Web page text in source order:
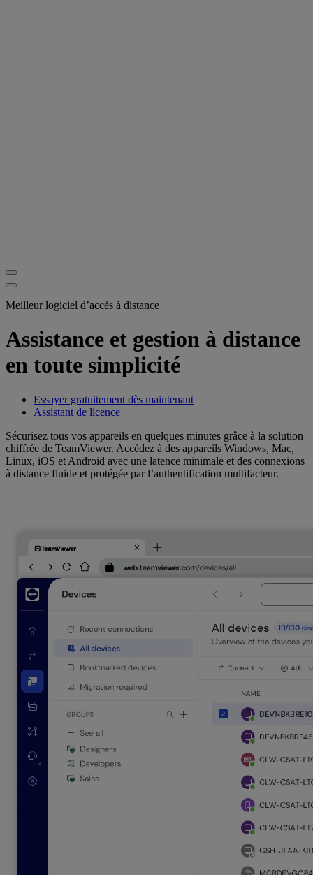
Meilleur logiciel d’accès à distance
Assistance et gestion à distance
en toute simplicité
Essayer gratuitement dès maintenant
Assistant de licence
Sécurisez tous vos appareils en quelques minutes grâce à la solution
chiffrée de TeamViewer. Accédez à des appareils Windows, Mac,
Linux, iOS et Android avec une latence minimale et des connexions
à distance fluide et protégée par l’authentification multifacteur.